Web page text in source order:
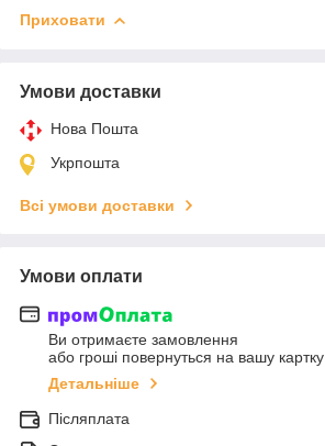
Приховати
Умови доставки
Нова Пошта
Укрпошта
Всі умови доставки
Умови оплати
Ви отримаєте замовлення
або гроші повернуться на вашу картку
Детальніше
Післяплата